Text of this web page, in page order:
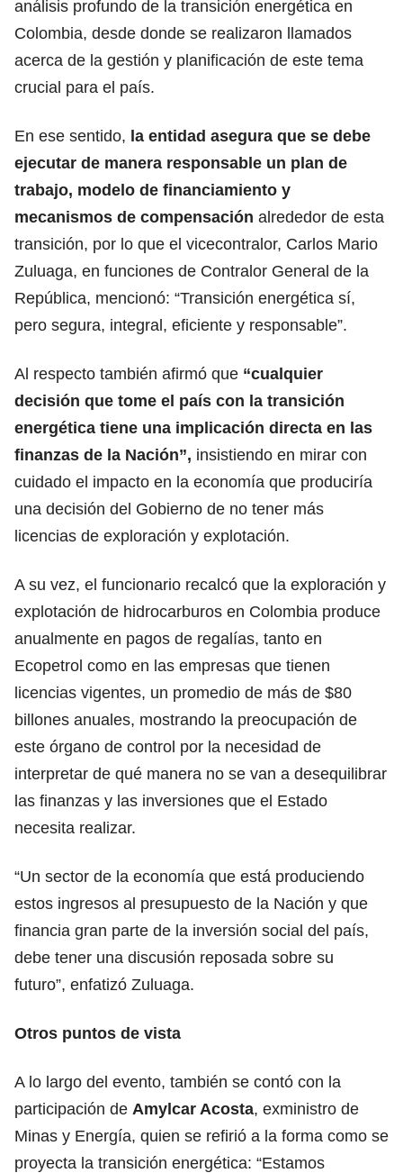
análisis profundo de la transición energética en
Colombia, desde donde se realizaron llamados
acerca de la gestión y planificación de este tema
crucial para el país.
En ese sentido, la entidad asegura que se debe
ejecutar de manera responsable un plan de
trabajo, modelo de financiamiento y
mecanismos de compensación alrededor de esta
transición, por lo que el vicecontralor, Carlos Mario
Zuluaga, en funciones de Contralor General de la
República, mencionó: “Transición energética sí,
pero segura, integral, eficiente y responsable”.
Al respecto también afirmó que “cualquier
decisión que tome el país con la transición
energética tiene una implicación directa en las
finanzas de la Nación”, insistiendo en mirar con
cuidado el impacto en la economía que produciría
una decisión del Gobierno de no tener más
licencias de exploración y explotación.
A su vez, el funcionario recalcó que la exploración y
explotación de hidrocarburos en Colombia produce
anualmente en pagos de regalías, tanto en
Ecopetrol como en las empresas que tienen
licencias vigentes, un promedio de más de $80
billones anuales, mostrando la preocupación de
este órgano de control por la necesidad de
interpretar de qué manera no se van a desequilibrar
las finanzas y las inversiones que el Estado
necesita realizar.
“Un sector de la economía que está produciendo
estos ingresos al presupuesto de la Nación y que
financia gran parte de la inversión social del país,
debe tener una discusión reposada sobre su
futuro”, enfatizó Zuluaga.
Otros puntos de vista
A lo largo del evento, también se contó con la
participación de Amylcar Acosta, exministro de
Minas y Energía, quien se refirió a la forma como se
proyecta la transición energética: “Estamos